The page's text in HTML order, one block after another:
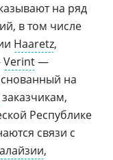
на ряд
в том числе
Haaretz,
Verint—
на
заказчикам,
Республике
связи с
,